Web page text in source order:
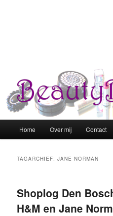
Spring naar de primaire inhoud
Spring naar de secundaire
Home Over mij Contact
TAGARCHIEF:JANE NORMAN
Shoplog Den
H&M en Jane